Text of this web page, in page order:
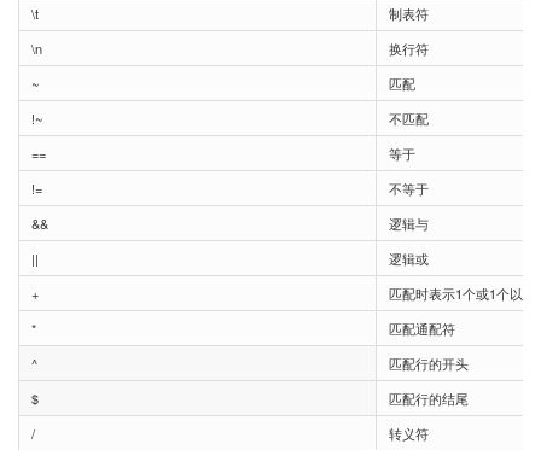
\t
制表符
\n
换行符
~
匹配
!~
不匹配
==
等于
!=
不等于
&&
逻辑与
||
逻辑或
+
匹配时表示1个或1个以上
*
匹配通配符
^
匹配行的开头
$
匹配行的结尾
/
转义符